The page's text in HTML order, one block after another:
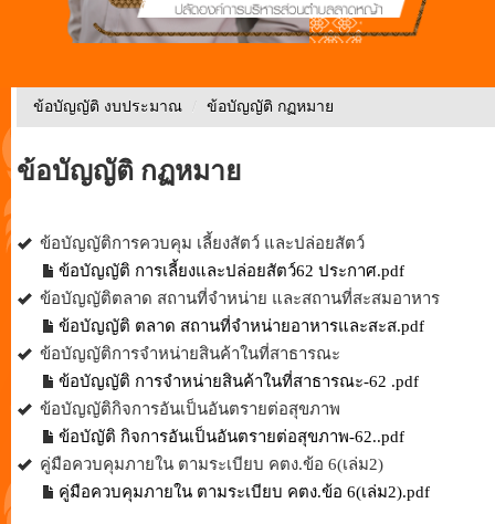
ข้อบัญญัติ งบประมาณ / ข้อบัญญัติ กฏหมาย
ข้อบัญญัติ กฏหมาย
ข้อบัญญัติการควบคุม เลี้ยงสัตว์ และปล่อยสัตว์
ข้อบัญญัติ การเลี้ยงและปล่อยสัตว์62 ประกาศ.pdf
ข้อบัญญัติตลาด สถานที่จำหน่าย และสถานที่สะสมอาหาร
ข้อบัญญัติ ตลาด สถานที่จำหน่ายอาหารและสะส.pdf
ข้อบัญญัติการจำหน่ายสินค้าในที่สาธารณะ
ข้อบัญญัติ การจำหน่ายสินค้าในที่สาธารณะ-62 .pdf
ข้อบัญญัติกิจการอันเป็นอันตรายต่อสุขภาพ
ข้อบัญัติ กิจการอันเป็นอันตรายต่อสุขภาพ-62..pdf
คู่มือควบคุมภายใน ตามระเบียบ คตง.ข้อ 6(เล่ม2)
คู่มือควบคุมภายใน ตามระเบียบ คตง.ข้อ 6(เล่ม2).pdf